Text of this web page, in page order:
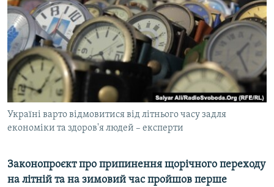
ДЕПОРТАЦІЯ
ВІДЕОУРОКИ «ELIFBE»
СВІДЧЕННЯ ОКУПАЦІЇ
УКРАЇНСЬКА ПРОБЛЕМА КРИМУ
ІНФОГРАФІКА
ЯК ОБІЙТИ БЛОКУВАННЯ
Русский
Qırımtatar
ДОЛУЧАЙСЯ!
Україні варто відмовитися від літнього часу задля
економіки та здоров'я людей – експерти
Законопроєкт про припинення щорічного переходу
на літній та на зимовий час пройшов перше